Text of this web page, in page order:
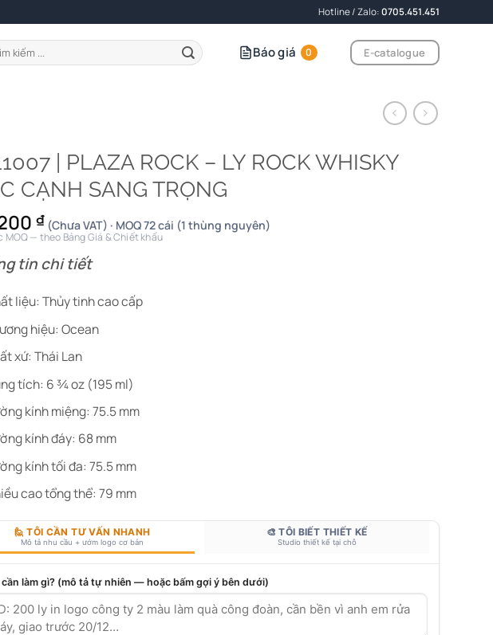
Hotline / Zalo:0705.451.451
Báo giá 0 E-catalogue
| PLAZA ROCK – LY ROCK WHISKY
CẠNH SANG TRỌNG
₫ (Chưa VAT) · MOQ 72 cái (1 thùng nguyên)
MOQ — theo Bảng Giá & Chiết khấu
tin chi tiết
liệu: Thủy tinh cao cấp
hiệu: Ocean
xứ: Thái Lan
tích: 6 ¾ oz (195 ml)
kính miệng: 75.5 mm
kính đáy: 68 mm
kính tối đa: 75.5 mm
cao tổng thể: 79 mm
🙋 TÔI CẦN TƯ VẤN NHANH
Mô tả nhu cầu + ướm logo cơ bản
🎨 TÔI BIẾT THIẾT KẾ
Studio thiết kế tại chỗ
cần làm gì? (mô tả tự nhiên — hoặc bấm gợi ý bên dưới)